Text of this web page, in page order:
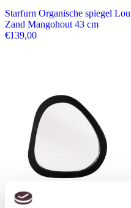
Starfurn Organische spiegel Lou
Zand Mangohout 43 cm
€139,00